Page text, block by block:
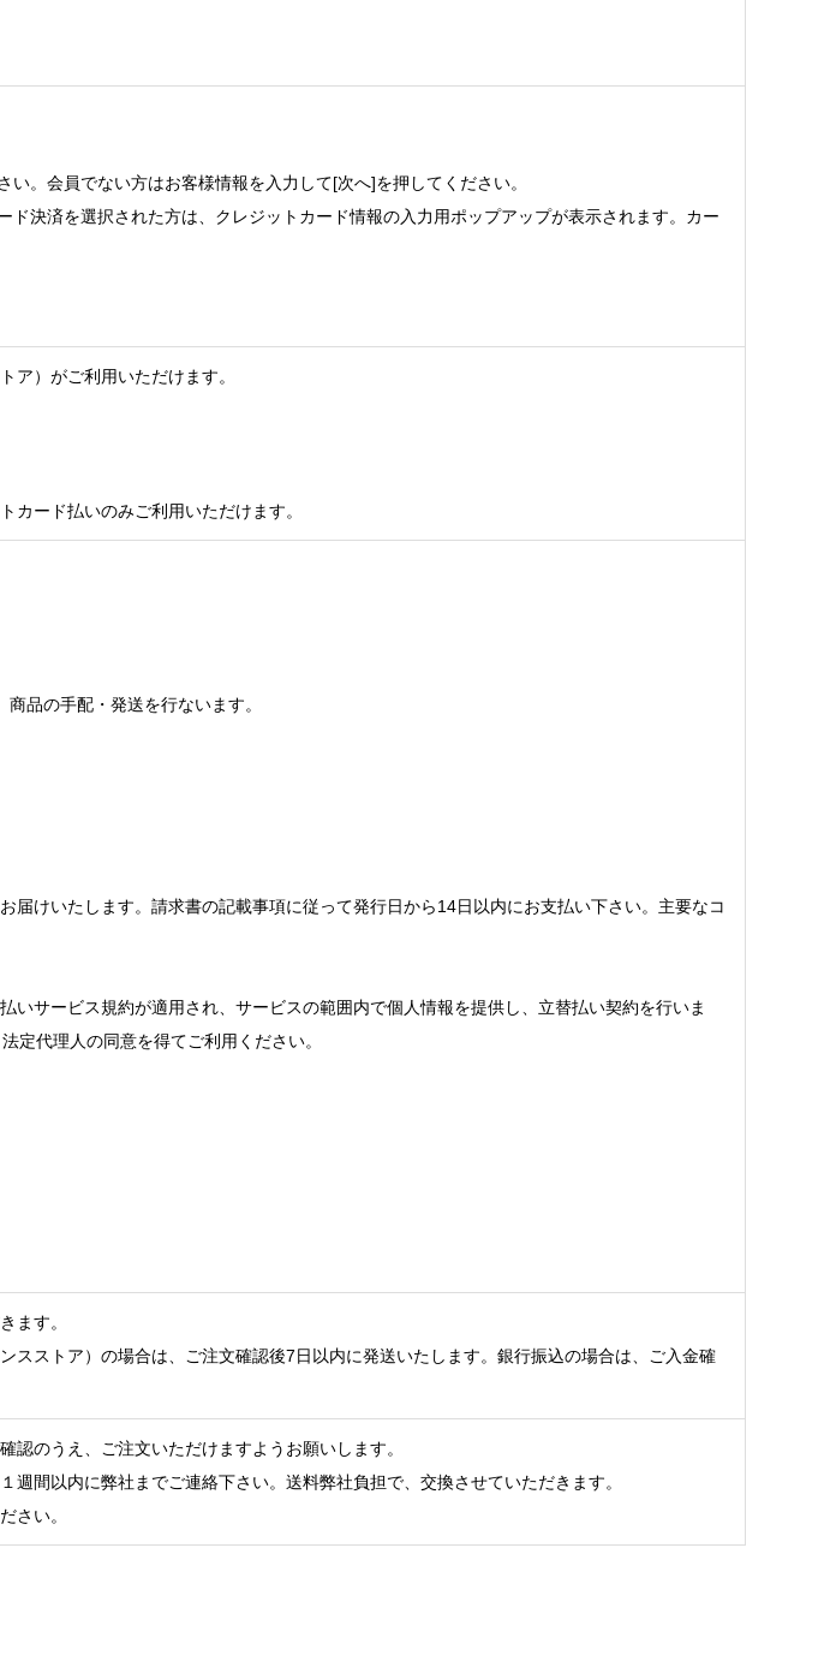
。会員でない方はお客様情報を入力して[次へ]を押してください。
決済を選択された方は、クレジットカード情報の入力用ポップアップが表示されます。カー
ア）がご利用いただけます。
ード払いのみご利用いただけます。
品の手配・発送を行ないます。
届けいたします。請求書の記載事項に従って発行日から14日以内にお支払い下さい。主要なコ
サービス規約が適用され、サービスの範囲内で個人情報を提供し、立替払い契約を行いま
定代理人の同意を得てご利用ください。
ます。
スストア）の場合は、ご注文確認後7日以内に発送いたします。銀行振込の場合は、ご入金確
のうえ、ご注文いただけますようお願いします。
間以内に弊社までご連絡下さい。送料弊社負担で、交換させていただきます。
さい。